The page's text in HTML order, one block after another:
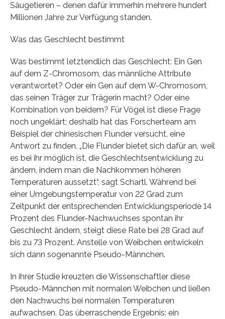
Säugetieren – denen dafür immerhin mehrere hundert
Millionen Jahre zur Verfügung standen.
Was das Geschlecht bestimmt
Was bestimmt letztendlich das Geschlecht: Ein Gen
auf dem Z-Chromosom, das männliche Attribute
verantwortet? Oder ein Gen auf dem W-Chromosom,
das seinen Träger zur Trägerin macht? Oder eine
Kombination von beidem? Für Vögel ist diese Frage
noch ungeklärt; deshalb hat das Forscherteam am
Beispiel der chinesischen Flunder versucht, eine
Antwort zu finden. „Die Flunder bietet sich dafür an, weil
es bei ihr möglich ist, die Geschlechtsentwicklung zu
ändern, indem man die Nachkommen höheren
Temperaturen aussetzt“, sagt Schartl. Während bei
einer Umgebungstemperatur von 22 Grad zum
Zeitpunkt der entsprechenden Entwicklungsperiode 14
Prozent des Flunder-Nachwuchses spontan ihr
Geschlecht ändern, steigt diese Rate bei 28 Grad auf
bis zu 73 Prozent. Anstelle von Weibchen entwickeln
sich dann sogenannte Pseudo-Männchen.
In ihrer Studie kreuzten die Wissenschaftler diese
Pseudo-Männchen mit normalen Weibchen und ließen
den Nachwuchs bei normalen Temperaturen
aufwachsen. Das überraschende Ergebnis: ein